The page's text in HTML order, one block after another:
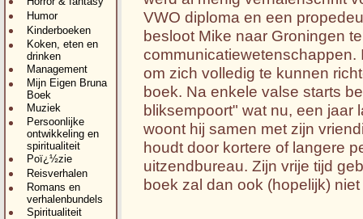
Humor
Kinderboeken
Koken, eten en
drinken
Management
Mijn Eigen Bruna
Boek
Muziek
Persoonlijke
ontwikkeling en
spiritualiteit
Poï¿½zie
Reisverhalen
Romans en
verhalenbundels
Spiritualiteit
VWO diploma en een
besloot Mike naar Groningen
om zich volledig te kunnen
boek. Na enkele valse starts
bliksempoort" wat nu, een jaar
woont hij samen met zijn
houdt door kortere of langere
uitzendbureau. Zijn vrije tijd
boek zal dan ook (hopelijk)